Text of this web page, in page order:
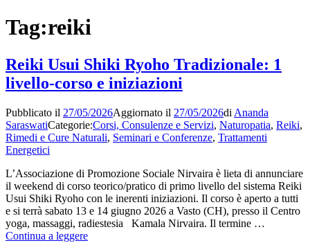
Tag:reiki
Reiki Usui Shiki Ryoho Tradizionale: 1
livello-corso e iniziazioni
Pubblicato il 27/05/2026Aggiornato il 27/05/2026di Ananda
SaraswatiCategorie:Corsi, Consulenze e Servizi, Naturopatia, Reiki,
Rimedi e Cure Naturali, Seminari e Conferenze, Trattamenti
Energetici
L’Associazione di Promozione Sociale Nirvaira è lieta di annunciare
il weekend di corso teorico/pratico di primo livello del sistema Reiki
Usui Shiki Ryoho con le inerenti iniziazioni. Il corso è aperto a tutti
e si terrà sabato 13 e 14 giugno 2026 a Vasto (CH), presso il Centro
yoga, massaggi, radiestesia Kamala Nirvaira. Il termine …
Continua a leggereReiki